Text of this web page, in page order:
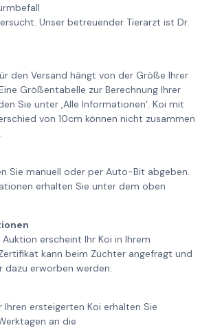
Unser betreuender Tierarzt ist Dr.
den Versand hängt von der Größe Ihrer
Größentabelle zur Berechnung Ihrer
Sie unter ‚Alle Informationen‘. Koi mit
von 10cm können nicht zusammen
Sie manuell oder per Auto-Bit abgeben.
erhalten Sie unter dem oben
erscheint Ihr Koi in Ihrem
kann beim Züchter angefragt und
dazu erworben werden.
Ihren ersteigerten Koi erhalten Sie
an die